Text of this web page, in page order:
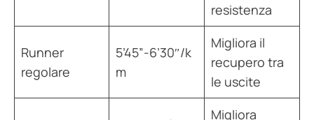
resistenza
Runner
regolare
5’45”-6’30″/k
m
Migliora il
recupero tra
le uscite
Migliora